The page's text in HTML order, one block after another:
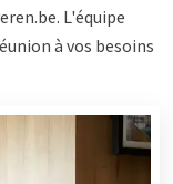
. L'équipe
à vos besoins